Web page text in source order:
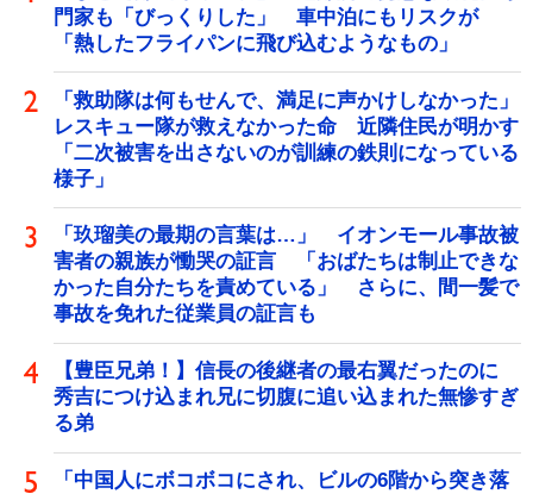
門家も「びっくりした」 車中泊にもリスクが
「熱したフライパンに飛び込むようなもの」
「救助隊は何もせんで、満足に声かけしなかった」
レスキュー隊が救えなかった命 近隣住民が明かす
「二次被害を出さないのが訓練の鉄則になっている
様子」
「玖瑠美の最期の言葉は…」 イオンモール事故被
害者の親族が慟哭の証言 「おばたちは制止できな
かった自分たちを責めている」 さらに、間一髪で
事故を免れた従業員の証言も
【豊臣兄弟！】信長の後継者の最右翼だったのに
秀吉につけ込まれ兄に切腹に追い込まれた無惨すぎ
る弟
「中国人にボコボコにされ、ビルの6階から突き落